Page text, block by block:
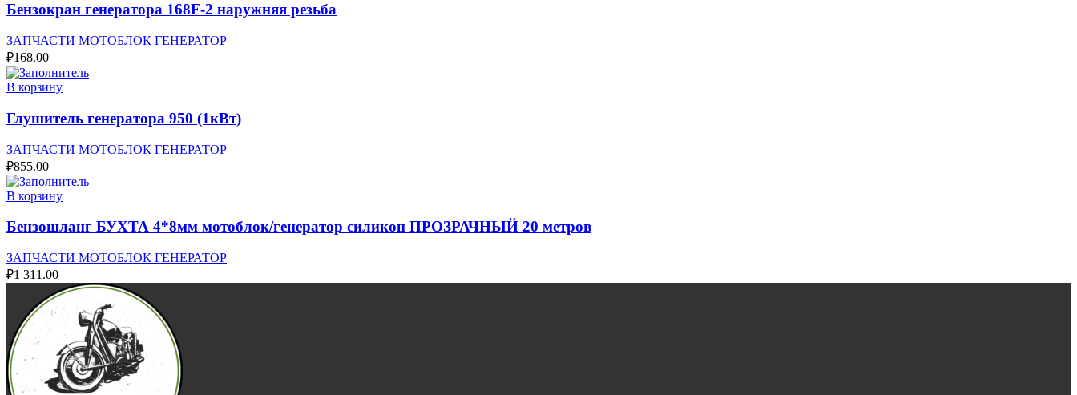
Бензокран генератора 168F-2 наружняя резьба
ЗАПЧАСТИ МОТОБЛОК ГЕНЕРАТОР
₽168.00
В корзину
Глушитель генератора 950 (1кВт)
ЗАПЧАСТИ МОТОБЛОК ГЕНЕРАТОР
₽855.00
В корзину
Бензошланг БУХТА 4*8мм мотоблок/генератор силикон ПРОЗРАЧНЫЙ 20 метров
ЗАПЧАСТИ МОТОБЛОК ГЕНЕРАТОР
₽1 311.00